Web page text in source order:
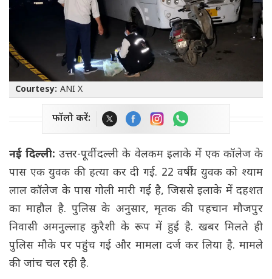
Courtesy: ANI X
फॉलो करें:
नई दिल्ली:उत्तर-पूर्वी दल्ली के वेलकम इलाके में एक कॉलेज के
पास एक युवक की हत्या कर दी गई. 22 वर्षीय युवक को श्याम
लाल कॉलेज के पास गोली मारी गई है, जिससे इलाके में दहशत
का माहौल है. पुलिस के अनुसार, मृतक की पहचान मौजपुर
निवासी अमनुल्लाह कुरैशी के रूप में हुई है. खबर मिलते ही
पुलिस मौके पर पहुंच गई और मामला दर्ज कर लिया है. मामले
की जांच चल रही है.